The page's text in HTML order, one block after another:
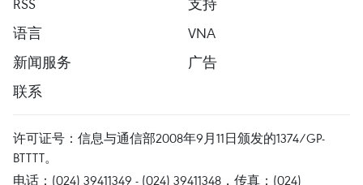
RSS
支持
语言
VNA
新闻服务
广告
联系
许可证号：信息与通信部2008年9月11日颁发的1374/GP-
BTTTT。
电话：(024) 39411349 - (024) 39411348，传真：(024)